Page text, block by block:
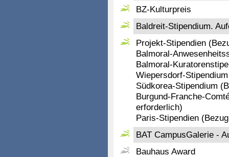
BZ-Kulturpreis
Baldreit-Stipendium.
Projekt-Stipendien
Balmoral-
Balmoral-
Wiepersdorf-
Südkorea-Stipendium
Burgund-Franche-
erforderlich)
Paris-Stipendien
BAT CampusGalerie -
Bauhaus Award